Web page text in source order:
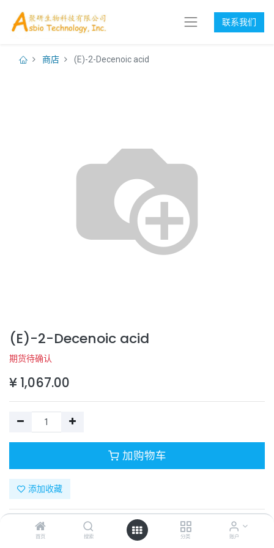
首页 搜索 分类 账户
联系我们
商店 (E)-2-Decenoic acid
(E)-2-Decenoic acid
期货待确认
¥ 1,067.00
加购物车
添加收藏
目录号：331-10390-1
计量单位：